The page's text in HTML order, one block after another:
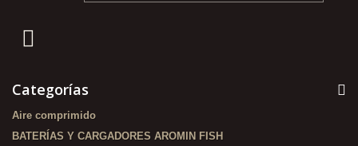
Categorías
Aire comprimido
BATERÍAS Y CARGADORES AROMIN FISH